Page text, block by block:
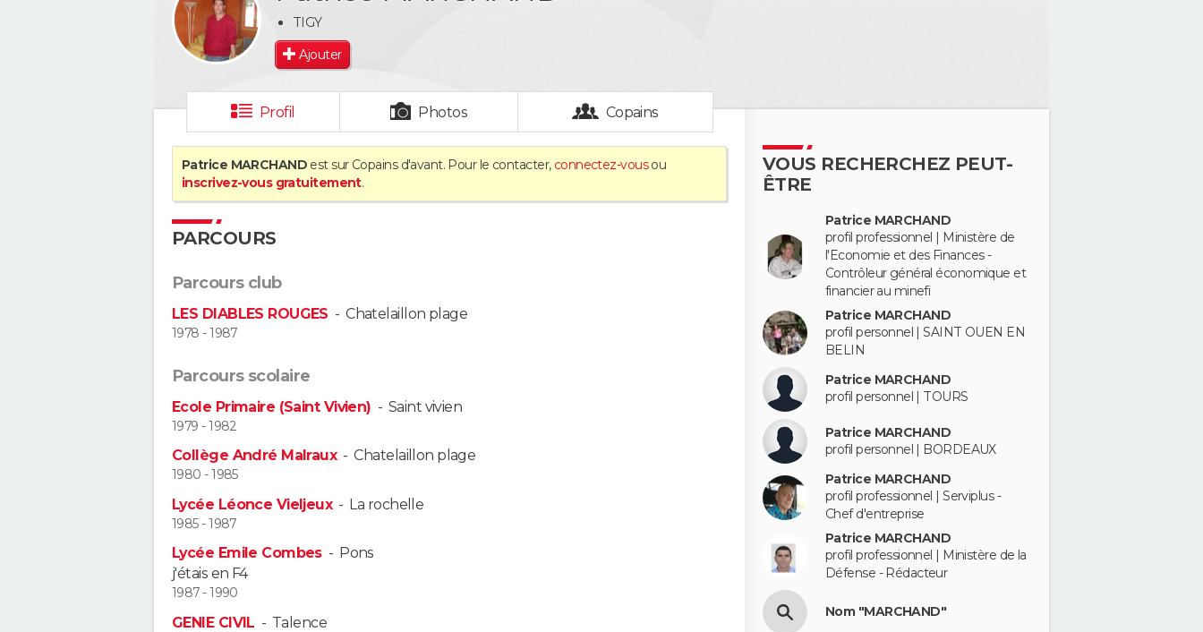
TIGY
Ajouter
Profil Photos Copains
Patrice MARCHAND est sur Copains d'avant. Pour le contacter, connectez-vousou
inscrivez-vous gratuitement.
PARCOURS
Parcours club
LES DIABLES ROUGES -Chatelaillon plage
1978 - 1987
Parcours scolaire
Ecole Primaire (Saint Vivien) - Saint vivien
1979 - 1982
Collège André Malraux-Chatelaillon plage
1980 - 1985
Lycée Léonce Vieljeux- La rochelle
1985 - 1987
Lycée Emile Combes- Pons
j'étais en F4
1987 - 1990
GENIE CIVIL - Talence
VOUS RECHERCHEZ PEUT-
ÊTRE
Patrice MARCHAND
profil professionnel | Ministère de
l'Economie et des Finances -
Contrôleur général économique et
financier au minefi
Patrice MARCHAND
profil personnel | SAINT OUEN EN
BELIN
Patrice MARCHAND
profil personnel | TOURS
Patrice MARCHAND
profil personnel | BORDEAUX
Patrice MARCHAND
profil professionnel | Serviplus -
Chef d'entreprise
Patrice MARCHAND
profil professionnel | Ministère de la
Défense - Rédacteur
Nom "MARCHAND"